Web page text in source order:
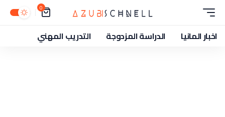
0
اخبار المانيا الدراسة المزدوجة التدريب المهني